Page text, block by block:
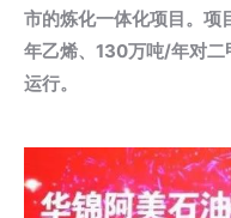
市的炼化一体化项目。
年乙烯、130万吨/年对
运行。